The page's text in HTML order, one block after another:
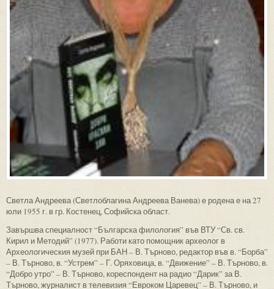
Светла Андреева (Светлоблагина Андреева Ванева) е родена е на 27
юли 1955 г. в гр. Костенец, Софийска област.
Завършва специалност “Българска филология” във ВТУ “Св. св.
Кирил и Методий” (1977). Работи като помощник археолог в
Археологическия музей при БАН – В. Търново, редактор във в. “Борба”
– В. Търново, в. “Устрем” – Г. Оряховица, в. “Движение” – В. Търново, в.
“Добро утро” – В. Търново, кореспондент на радио “Дарик” за В.
Търново, журналист в телевизия “Евроком Царевец” – В. Търново, и